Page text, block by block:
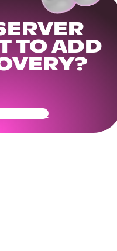
TO ADD
Ready